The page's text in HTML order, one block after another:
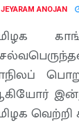
JEYARAM ANOJAN